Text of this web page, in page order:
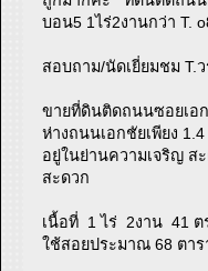
บอน5 1ไร่2งานกว่า T.
สอบถาม/นัดเยี่ยมชม T.
ขายที่ดินติดถนนซอยเอ
ห่างถนนเอกชัยเพียง
อยู่ในย่านความเจริญ ส
สะดวก
เนื้อที่ 1 ไร่ 2งาน 41
ใช้สอยประมาณ 68 ตาร